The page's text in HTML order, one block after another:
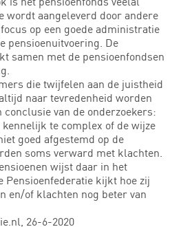
wordt aangeleverd door andere
op een goede administratie
pensioenuitvoering. De
samen met de pensioenfondsen
die twijfelen aan de juistheid
naar tevredenheid worden
conclusie van de onderzoekers:
te complex of de wijze
goed afgestemd op de
soms verward met klachten.
wijst daar in het
Pensioenfederatie kijkt hoe zij
en/of klachten nog beter van
26-6-2020